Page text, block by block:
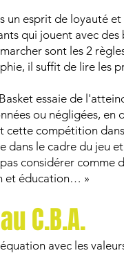
un esprit de loyauté
qui jouent avec
sont les 2
il suffit de lire les
essaie de
ou négligées,
cette compétition
dans le cadre du jeu
considérer
et éducation… »
au C.B.A.
avec les